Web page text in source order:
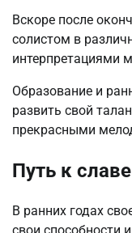
Вскоре после
солистом в
интерпретациями
Образование и
развить свой
прекрасными
Путь к славе
В ранних годах